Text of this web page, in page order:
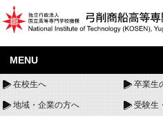
MENU
在校生へ 卒業生
地域・企業の方へ 受験生